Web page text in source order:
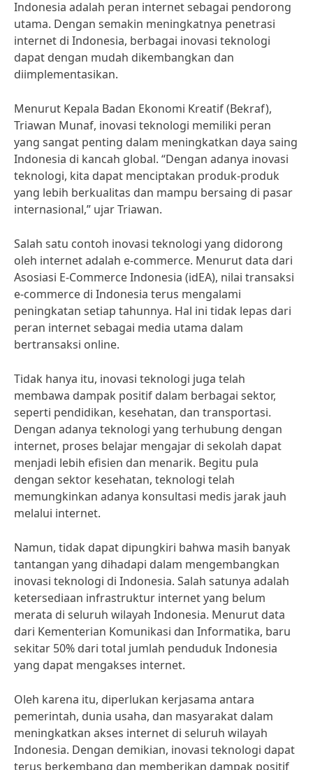
Indonesia adalah peran internet sebagai pendorong
utama. Dengan semakin meningkatnya penetrasi
internet di Indonesia, berbagai inovasi teknologi
dapat dengan mudah dikembangkan dan
diimplementasikan.
Menurut Kepala Badan Ekonomi Kreatif (Bekraf),
Triawan Munaf, inovasi teknologi memiliki peran
yang sangat penting dalam meningkatkan daya saing
Indonesia di kancah global. “Dengan adanya inovasi
teknologi, kita dapat menciptakan produk-produk
yang lebih berkualitas dan mampu bersaing di pasar
internasional,” ujar Triawan.
Salah satu contoh inovasi teknologi yang didorong
oleh internet adalah e-commerce. Menurut data dari
Asosiasi E-Commerce Indonesia (idEA), nilai transaksi
e-commerce di Indonesia terus mengalami
peningkatan setiap tahunnya. Hal ini tidak lepas dari
peran internet sebagai media utama dalam
bertransaksi online.
Tidak hanya itu, inovasi teknologi juga telah
membawa dampak positif dalam berbagai sektor,
seperti pendidikan, kesehatan, dan transportasi.
Dengan adanya teknologi yang terhubung dengan
internet, proses belajar mengajar di sekolah dapat
menjadi lebih efisien dan menarik. Begitu pula
dengan sektor kesehatan, teknologi telah
memungkinkan adanya konsultasi medis jarak jauh
melalui internet.
Namun, tidak dapat dipungkiri bahwa masih banyak
tantangan yang dihadapi dalam mengembangkan
inovasi teknologi di Indonesia. Salah satunya adalah
ketersediaan infrastruktur internet yang belum
merata di seluruh wilayah Indonesia. Menurut data
dari Kementerian Komunikasi dan Informatika, baru
sekitar 50% dari total jumlah penduduk Indonesia
yang dapat mengakses internet.
Oleh karena itu, diperlukan kerjasama antara
pemerintah, dunia usaha, dan masyarakat dalam
meningkatkan akses internet di seluruh wilayah
Indonesia. Dengan demikian, inovasi teknologi dapat
terus berkembang dan memberikan dampak positif